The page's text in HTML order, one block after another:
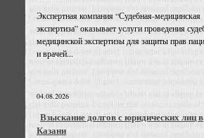
Экспертная компания “Судебная-медицинская
экспертиза” оказывает услуги проведения
медицинской экспертизы для защиты прав
и врачей...
04.08.2026
Взыскание долгов с юридических лиц в
Казани